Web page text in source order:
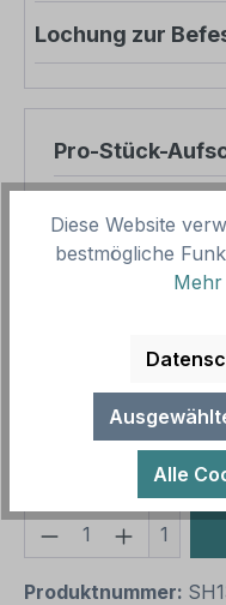
Lochung zur
Pro-Stück-
Zwischensumme
Gesamtpreis
Preise
Aufgrund von
Produkt 1
Produktnummer:
Diese Website
bestmögliche
Alle